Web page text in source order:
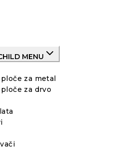
MENU
za metal
za drvo